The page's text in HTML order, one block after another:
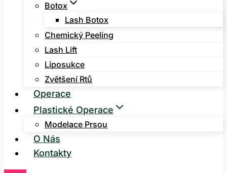
Botox
Lash Botox
Chemický Peeling
Lash Lift
Liposukce
Zvětšení Rtů
Operace
Plastické Operace
Modelace Prsou
O Nás
Kontakty